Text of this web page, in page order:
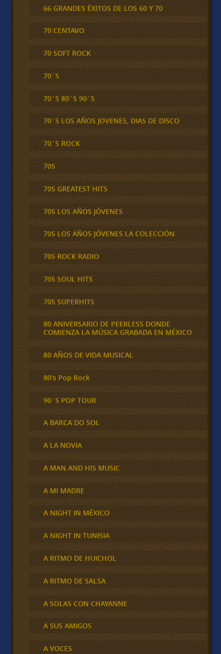
66 GRANDES ÉXITOS DE LOS 60 Y 70
70 CENTAVO
70 SOFT ROCK
70´S
70´S 80´S 90´S
70´S LOS AÑOS JOVENES, DIAS DE DISCO
70´S ROCK
70S
70S GREATEST HITS
70S LOS AÑOS JÓVENES
70S LOS AÑOS JÓVENES LA COLECCIÓN
70S ROCK RADIO
70S SOUL HITS
70S SUPERHITS
80 ANIVERSARIO DE PEERLESS DONDE
COMIENZA LA MÚSICA GRABADA EN MÉXICO
80 AÑOS DE VIDA MUSICAL
80's Pop Rock
90´S POP TOUR
A BARCA DO SOL
A LA NOVIA
A MAN AND HIS MUSIC
A MI MADRE
A NIGHT IN MÉXICO
A NIGHT IN TUNISIA
A RITMO DE HUICHOL
A RITMO DE SALSA
A SOLAS CON CHAYANNE
A SUS AMIGOS
A VOCES